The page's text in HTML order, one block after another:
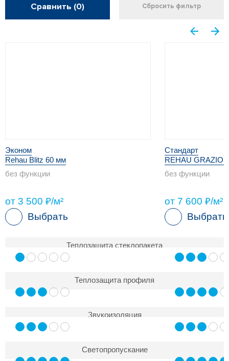
Сравнить (0) Сбросить фильтр
Теплозащита стеклопакета
Теплозащита профиля
Звукоизоляция
Светопропускание
Эконом
Rehau Blitz 60 мм
без функции
от 3 500 ₽/м²
Выбрать
Стандарт
REHAU GRAZIO
без функции
от 7 600 ₽/м²
Выбрать